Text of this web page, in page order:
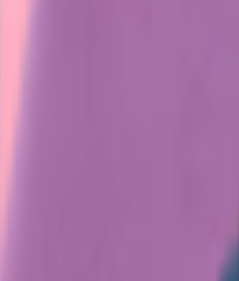
Тонкие и потолще, телесные, черные и цветные,
дополнят образ, и где купить их по невероятно
самый продуманный look, поэтому к их выбору